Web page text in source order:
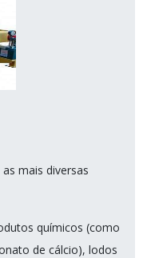
mais diversas
químicos (como
de cálcio), lodos